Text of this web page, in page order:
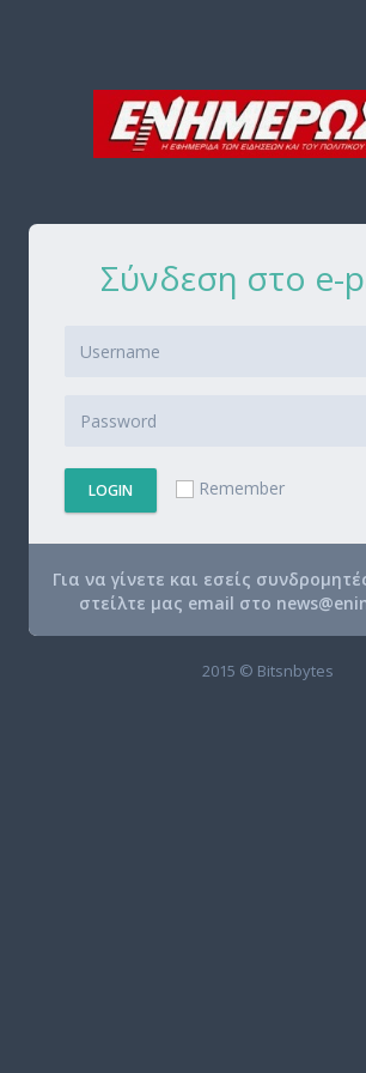
Σύνδεση στο e-
LOGIN Remember
Για να γίνετε και εσείς
στείλτε μας email στο
2015 © Bitsnbytes